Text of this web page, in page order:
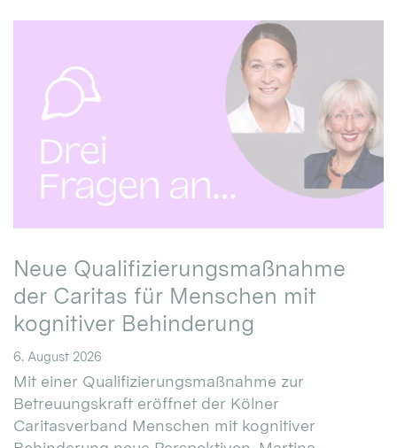
Neue Qualifizierungsmaßnahme
der Caritas für Menschen mit
kognitiver Behinderung
6. August 2026
Mit einer Qualifizierungsmaßnahme zur
Betreuungskraft eröffnet der Kölner
Caritasverband Menschen mit kognitiver